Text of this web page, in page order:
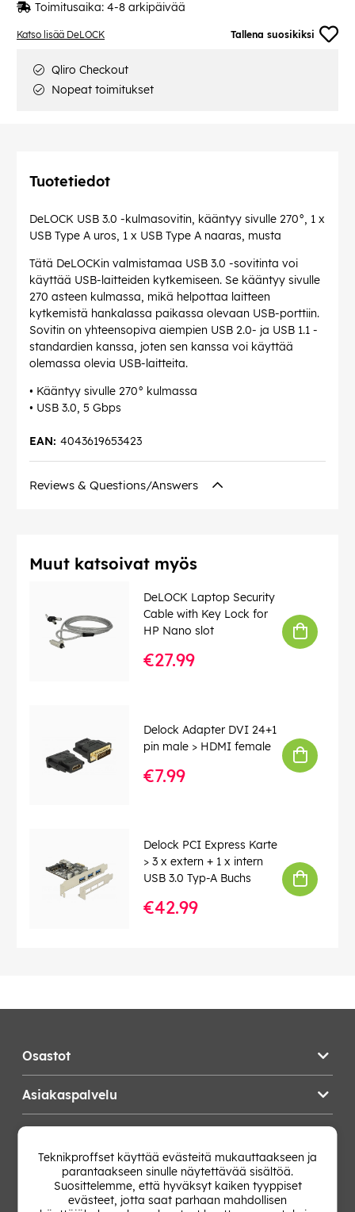
Katso lisää DeLOCK Tallena suosikiksi
Toimitusaika: 4-8 arkipäivää
Qliro Checkout
Nopeat toimitukset
Tuotetiedot
DeLOCK USB 3.0 -kulmasovitin, kääntyy sivulle 270°, 1 x
USB Type A uros, 1 x USB Type A naaras, musta
Tätä DeLOCKin valmistamaa USB 3.0 -sovitinta voi
käyttää USB-laitteiden kytkemiseen. Se kääntyy sivulle
270 asteen kulmassa, mikä helpottaa laitteen
kytkemistä hankalassa paikassa olevaan USB-porttiin.
Sovitin on yhteensopiva aiempien USB 2.0- ja USB 1.1 -
standardien kanssa, joten sen kanssa voi käyttää
olemassa olevia USB-laitteita.
• Kääntyy sivulle 270° kulmassa
• USB 3.0, 5 Gbps
4043619653423
EAN:
Reviews & Questions/Answers
Muut katsoivat myös
DeLOCK Laptop Security
Cable with Key Lock for
HP Nano slot
€27.99
Delock Adapter DVI 24+1
pin male > HDMI female
€7.99
Delock PCI Express Karte
> 3 x extern + 1 x intern
USB 3.0 Typ-A Buchs
€42.99
Osastot
Asiakaspalvelu
Vaihda Maa
Teknikproffset käyttää evästeitä mukauttaakseen ja
parantaakseen sinulle näytettävää sisältöä.
Suosittelemme, että hyväksyt kaiken tyyppiset
evästeet, jotta saat parhaan mahdollisen